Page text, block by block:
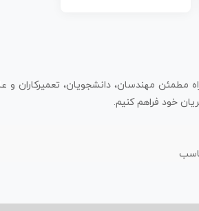
مطمئن مهندسان، دانشجویان، تعمیرکاران و
خود فراهم کنیم.